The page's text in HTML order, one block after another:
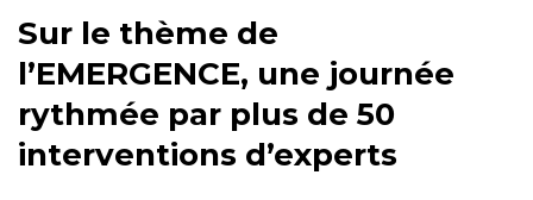
Sur le thème de
l’EMERGENCE, une journée
rythmée par plus de 50
interventions d’experts